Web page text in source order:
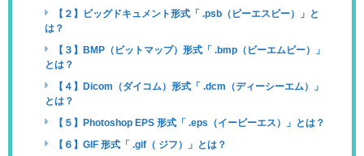
【２】ビッグドキュメント形式「 .psb（ピーエスビー）」と
は？
【３】BMP（ビットマップ）形式「 .bmp（ビーエムピー）」
とは？
【４】Dicom（ダイコム）形式「 .dcm（ディーシーエム）」
とは？
【５】Photoshop EPS 形式「 .eps（イーピーエス）」とは？
【６】GIF 形式「 .gif（ ジフ）」とは？